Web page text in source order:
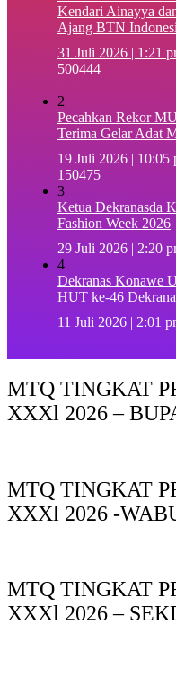
Kendari Ainayya
Ajang BTN
31 Juli 2026 | 1:21
500444
2
Pecahkan Rekor
Terima Gelar Adat
19 Juli 2026 | 10:05
150475
3
Ketua Dekranasda
Fashion Week 2026
29 Juli 2026 | 2:20
4
Dekranas Konawe
HUT ke-46
11 Juli 2026 | 2:01
MTQ TINGKAT
XXXl 2026 –
MTQ TINGKAT
XXXl 2026 -
MTQ TINGKAT
XXXl 2026 –